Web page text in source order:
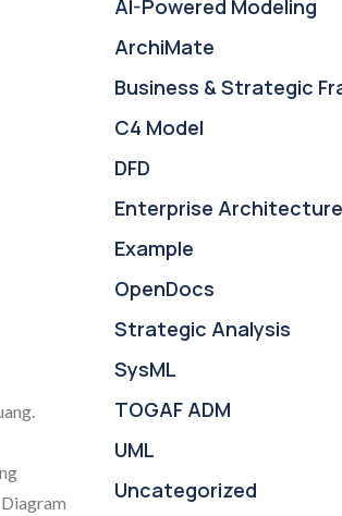
AI-Powered Modeling
ArchiMate
Business & Strategic
C4 Model
DFD
Enterprise Architecture
Example
OpenDocs
Strategic Analysis
SysML
TOGAF ADM
UML
Uncategorized